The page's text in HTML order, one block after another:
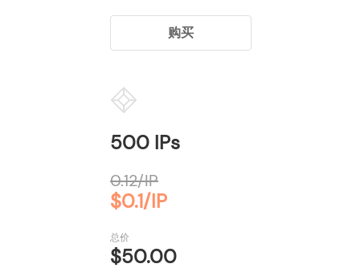
购买
500 IPs
0.12/IP
$0.1/IP
总价
$50.00